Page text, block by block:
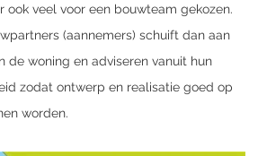
ook veel voor een bouwteam gekozen.
(aannemers) schuift dan aan
de woning en adviseren vanuit hun
zodat ontwerp en realisatie goed op
worden.